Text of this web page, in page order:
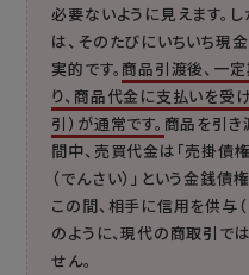
必要ないように見えます。
は、そのたびにいちいち現
実的です。 商品引渡後、一
り、商品代金に支払いを受
引）が通常です。 商品を引き
間中、売買代金は「売掛債
（でんさい）」という金銭債
この間、相手に信用を供与（
のように、現代の商取引で
せん。